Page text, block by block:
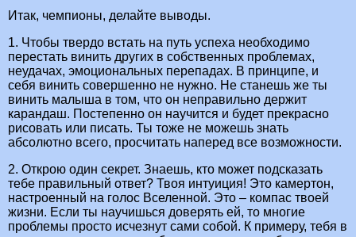
Итак, чемпионы, делайте выводы.
1. Чтобы твердо встать на путь успеха необходимо
перестать винить других в собственных проблемах,
неудачах, эмоциональных перепадах. В принципе, и
себя винить совершенно не нужно. Не станешь же ты
винить малыша в том, что он неправильно держит
карандаш. Постепенно он научится и будет прекрасно
рисовать или писать. Ты тоже не можешь знать
абсолютно всего, просчитать наперед все возможности.
2. Открою один секрет. Знаешь, кто может подсказать
тебе правильный ответ? Твоя интуиция! Это камертон,
настроенный на голос Вселенной. Это – компас твоей
жизни. Если ты научишься доверять ей, то многие
проблемы просто исчезнут сами собой. К примеру, тебя в